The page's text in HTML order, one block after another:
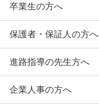
卒業生の方へ
保護者・保証人の方へ
進路指導の先生方へ
企業人事の方へ